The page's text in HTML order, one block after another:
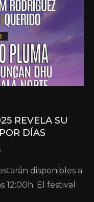
REVELA SU
DÍAS
disponibles a
12:00h. El festival